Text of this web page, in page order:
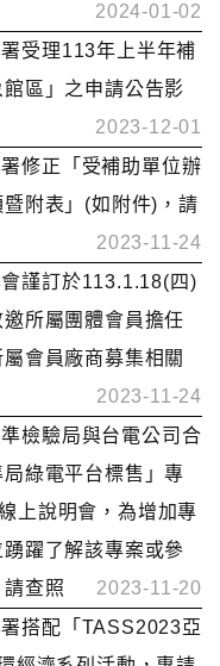
2024-01-02
受理113年上半年補
區」之申請公告影
2023-12-01
修正「受補助單位辦
附表」(如附件)，請
2023-11-24
謹訂於113.1.18(四)
所屬團體會員擔任
會員廠商募集相關
2023-11-24
檢驗局與台電公司合
綠電平台標售」專
上說明會，為增加專
躍了解該專案或參
查照
2023-11-20
搭配「TASS2023亞